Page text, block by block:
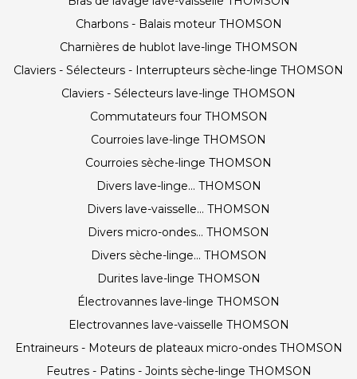
Charbons - Balais moteur THOMSON
Charnières de hublot lave-linge THOMSON
Claviers - Sélecteurs - Interrupteurs sèche-linge THOMSON
Claviers - Sélecteurs lave-linge THOMSON
Commutateurs four THOMSON
Courroies lave-linge THOMSON
Courroies sèche-linge THOMSON
Divers lave-linge... THOMSON
Divers lave-vaisselle... THOMSON
Divers micro-ondes... THOMSON
Divers sèche-linge... THOMSON
Durites lave-linge THOMSON
Électrovannes lave-linge THOMSON
Electrovannes lave-vaisselle THOMSON
Entraineurs - Moteurs de plateaux micro-ondes THOMSON
Feutres - Patins - Joints sèche-linge THOMSON